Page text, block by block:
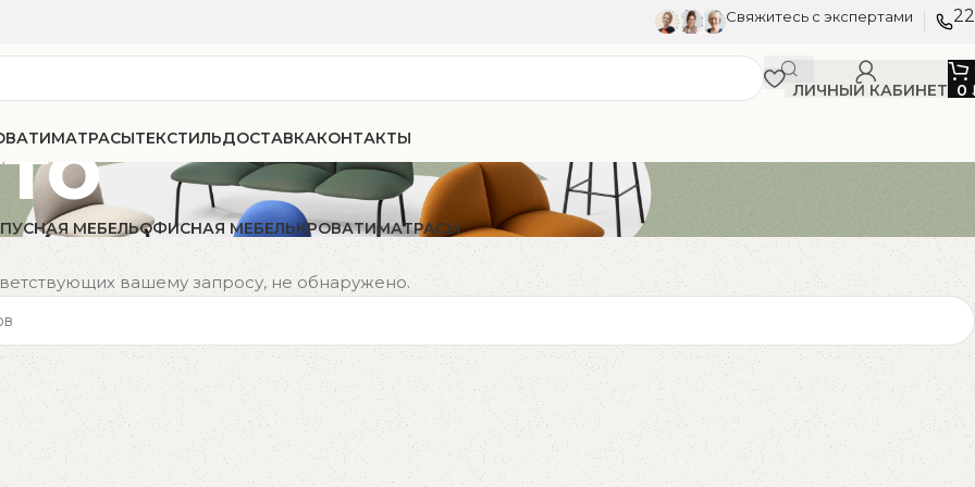
Свяжитесь с экспертами
ЛИЧНЫЙ КАБИНЕТ 0
МАТРАСЫТЕКСТИЛЬДОСТАВКАКОНТАКТЫ
МЕБЕЛЬОФИСНАЯ МЕБЕЛЬКРОВАТИМАТРАСЫ
вашему запросу, не обнаружено.